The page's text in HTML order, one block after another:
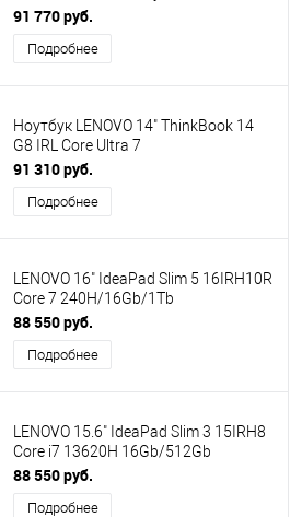
7170/16Gb/512Gb SSD/no OS/Black
(90NR0QE7-M001A0) [ПИ]
91 770 руб.
Подробнее
Ноутбук LENOVO 14" ThinkBook 14
G8 IRL Core Ultra 7
255H/16Gb/512Gb SSD/Arc 140T/no
OS/Grey (21SG0033GQ) ПИ
91 310 руб.
Подробнее
LENOVO 16" IdeaPad Slim 5 16IRH10R
Core 7 240H/16Gb/1Tb
SSD/Graphics/No OS/Luna Grey
(83K50007RK)
88 550 руб.
Подробнее
LENOVO 15.6" IdeaPad Slim 3 15IRH8
Core i7 13620H 16Gb/512Gb
SSD/UHD Graphics/no OS/Grey
(83EM003TPS)
88 550 руб.
Подробнее